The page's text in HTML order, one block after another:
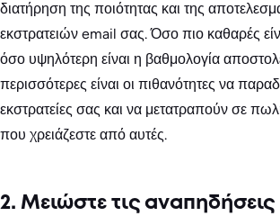
διατήρηση της ποιότητας και της
εκστρατειών email σας. Όσο πιο καθαρές
όσο υψηλότερη είναι η βαθμολογία
περισσότερες είναι οι πιθανότητες να
εκστρατείες σας και να μετατραπούν σε
που χρειάζεστε από αυτές.
2. Μειώστε τις αναπηδήσεις